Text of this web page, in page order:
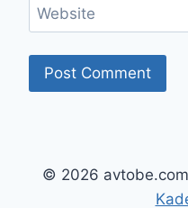
Website
© 2026